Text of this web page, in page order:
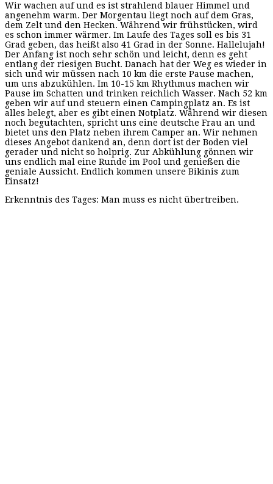
Wir wachen auf und es ist strahlend blauer Himmel und
angenehm warm. Der Morgentau liegt noch auf dem Gras,
dem Zelt und den Hecken. Während wir frühstücken, wird
es schon immer wärmer. Im Laufe des Tages soll es bis 31
Grad geben, das heißt also 41 Grad in der Sonne. Hallelujah!
Der Anfang ist noch sehr schön und leicht, denn es geht
entlang der riesigen Bucht. Danach hat der Weg es wieder in
sich und wir müssen nach 10 km die erste Pause machen,
um uns abzukühlen. Im 10-15 km Rhythmus machen wir
Pause im Schatten und trinken reichlich Wasser. Nach 52 km
geben wir auf und steuern einen Campingplatz an. Es ist
alles belegt, aber es gibt einen Notplatz. Während wir diesen
noch begutachten, spricht uns eine deutsche Frau an und
bietet uns den Platz neben ihrem Camper an. Wir nehmen
dieses Angebot dankend an, denn dort ist der Boden viel
gerader und nicht so holprig. Zur Abkühlung gönnen wir
uns endlich mal eine Runde im Pool und genießen die
geniale Aussicht. Endlich kommen unsere Bikinis zum
Einsatz!
Erkenntnis des Tages: Man muss es nicht übertreiben.